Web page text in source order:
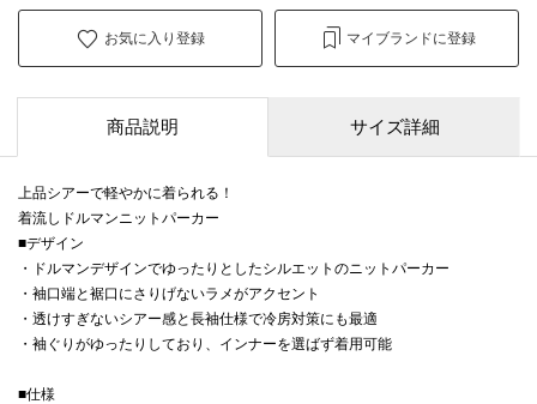
お気に入り登録 マイブランドに登録
商品説明 サイズ詳細
上品シアーで軽やかに着られる！
着流しドルマンニットパーカー
■デザイン
・ドルマンデザインでゆったりとしたシルエットのニットパーカー
・袖口端と裾口にさりげないラメがアクセント
・透けすぎないシアー感と長袖仕様で冷房対策にも最適
・袖ぐりがゆったりしており、インナーを選ばず着用可能
■仕様